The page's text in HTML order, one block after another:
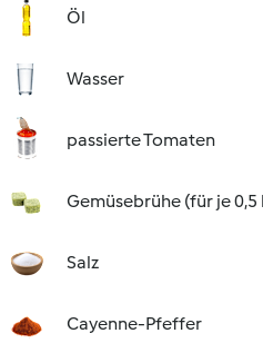
Öl
Wasser
passierte Tomaten
Gemüsebrühe (für je 0,5
Salz
Cayenne-Pfeffer